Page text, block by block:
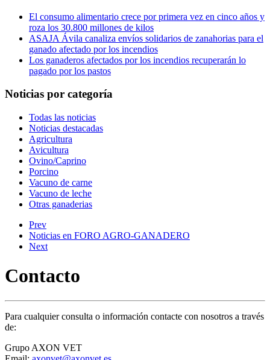
El consumo alimentario crece por primera vez en cinco años y
roza los 30.800 millones de kilos
ASAJA Ávila canaliza envíos solidarios de zanahorias para el
ganado afectado por los incendios
Los ganaderos afectados por los incendios recuperarán lo
pagado por los pastos
Noticias por categoría
Todas las noticias
Noticias destacadas
Agricultura
Avicultura
Ovino/Caprino
Porcino
Vacuno de carne
Vacuno de leche
Otras ganaderias
Prev
Noticias en FORO AGRO-GANADERO
Next
Contacto
Para cualquier consulta o información contacte con nosotros a través
de:
Grupo AXON VET